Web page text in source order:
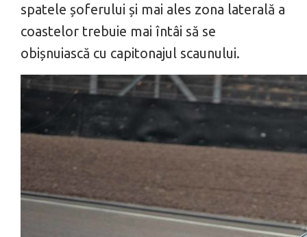
spatele șoferului și mai ales zona laterală a
coastelor trebuie mai întâi să se
obișnuiască cu capitonajul scaunului.